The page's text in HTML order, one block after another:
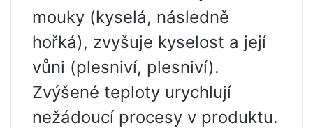
mouky (kyselá, následně
hořká), zvyšuje kyselost a její
vůni (plesniví, plesniví).
Zvýšené teploty urychlují
nežádoucí procesy v produktu.